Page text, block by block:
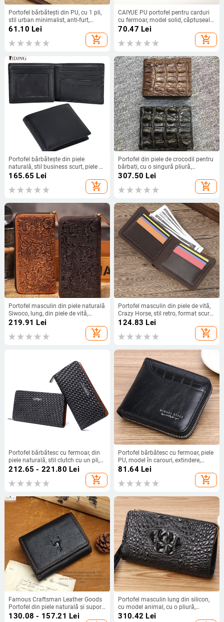
Portofel bărbătești din PU, cu 1 pli,
stil urban minimalist, anti-furt,
model 8029-1
61.10 Lei
add_shopping_cart
CAIYUE PU portofel pentru carduri
cu fermoar, model solid, căptușeală
poliester
70.47 Lei
add_shopping_cart
Portofel bărbătește din piele
naturală, stil business scurt, piele de
vită primului strat, model 9307,
165.65 Lei
add_shopping_cart
Portofel din piele de crocodil pentru
bărbați, cu o singură pliură,
deschidere deschisă, clips pentru
bancnote, buzunare pentru carduri
și slot pentru fotografii
307.50 Lei
add_shopping_cart
Portofel masculin din piele naturală
Siwoco, lung, din piele de vită,
căptușeală din pânză, model floral,
219.91 Lei
add_shopping_cart
Portofel masculin din piele de vită,
Crazy Horse, stil retro, format scurt,
rezistent la uzură
124.83 Lei
add_shopping_cart
Portofel bărbătesc cu fermoar, din
piele naturală, stil clutch cu un pli,
textură pătrată țesută, embosat,
212.65 - 221.80 Lei
add_shopping_cart
Portofel bărbătesc cu fermoar, piele
PU, model în carouri, extindere,
capacitate mare
81.64Lei
add_shopping_cart
Famous Craftsman Leather Goods
Portofel din piele naturală și suport
pentru carduri, cu mai multe
130.08 - 157.21 Lei
Portofel masculin lung din silicon,
cu model animal, cu o pliură,
căptușeală din piele sintetică, stil
310.42 Lei